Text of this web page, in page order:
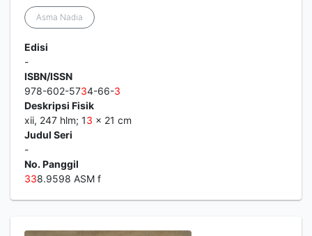
Asma Nadia
Edisi
-
ISBN/ISSN
978-602-5734-66-3
Deskripsi Fisik
xii, 247 hlm; 13 x 21 cm
Judul Seri
-
No. Panggil
338.9598 ASM f